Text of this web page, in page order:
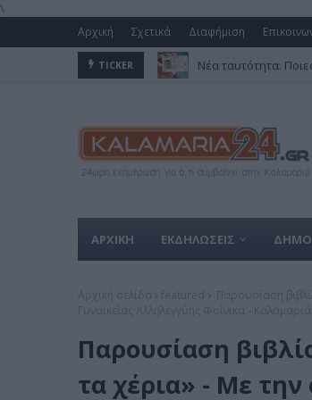
\
Αρχική Σχετικά Διαφήμιση
TICKER Νέα ταυτότητα:
ΑΡΧΙΚΗ ΕΚΔΗΛΩΣΕΙΣ
Παρουσίαση
τα χέρια» - Με